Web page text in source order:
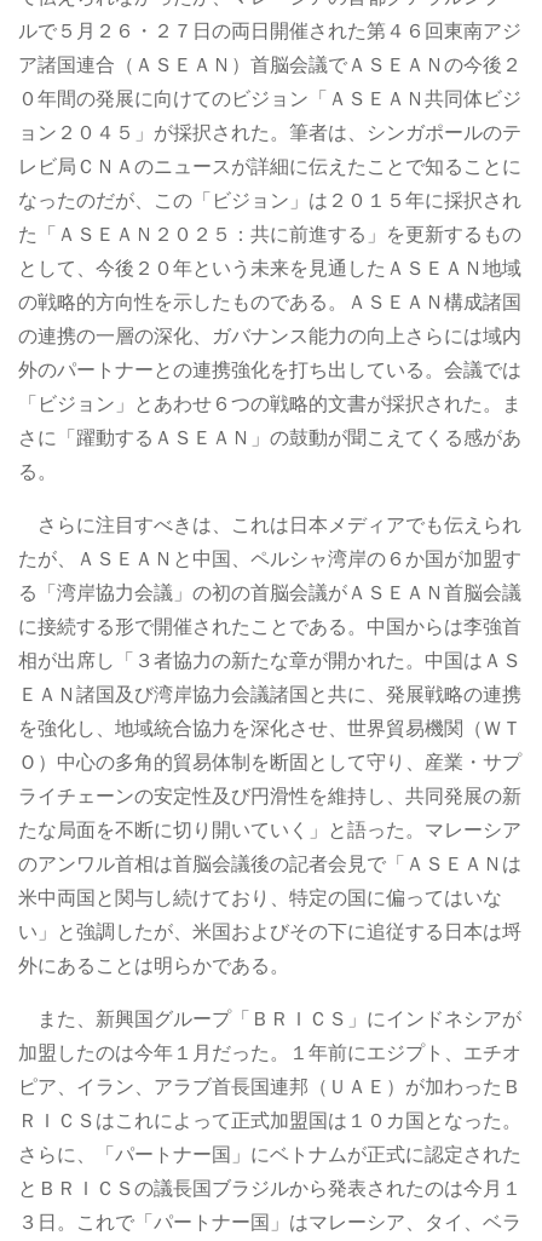
ルで５月２６・２７日の両日開催された第４６回東南アジ
ア諸国連合（ＡＳＥＡＮ）首脳会議でＡＳＥＡＮの今後２
０年間の発展に向けてのビジョン「ＡＳＥＡＮ共同体ビジ
ョン２０４５」が採択された。筆者は、シンガポールのテ
レビ局ＣＮＡのニュースが詳細に伝えたことで知ることに
なったのだが、この「ビジョン」は２０１５年に採択され
た「ＡＳＥＡＮ２０２５：共に前進する」を更新するもの
として、今後２０年という未来を見通したＡＳＥＡＮ地域
の戦略的方向性を示したものである。ＡＳＥＡＮ構成諸国
の連携の一層の深化、ガバナンス能力の向上さらには域内
外のパートナーとの連携強化を打ち出している。会議では
「ビジョン」とあわせ６つの戦略的文書が採択された。ま
さに「躍動するＡＳＥＡＮ」の鼓動が聞こえてくる感があ
る。
さらに注目すべきは、これは日本メディアでも伝えられ
たが、ＡＳＥＡＮと中国、ペルシャ湾岸の６か国が加盟す
る「湾岸協力会議」の初の首脳会議がＡＳＥＡＮ首脳会議
に接続する形で開催されたことである。中国からは李強首
相が出席し「３者協力の新たな章が開かれた。中国はＡＳ
ＥＡＮ諸国及び湾岸協力会議諸国と共に、発展戦略の連携
を強化し、地域統合協力を深化させ、世界貿易機関（ＷＴ
Ｏ）中心の多角的貿易体制を断固として守り、産業・サプ
ライチェーンの安定性及び円滑性を維持し、共同発展の新
たな局面を不断に切り開いていく」と語った。マレーシア
のアンワル首相は首脳会議後の記者会見で「ＡＳＥＡＮは
米中両国と関与し続けており、特定の国に偏ってはいな
い」と強調したが、米国およびその下に追従する日本は埒
外にあることは明らかである。
また、新興国グループ「ＢＲＩＣＳ」にインドネシアが
加盟したのは今年１月だった。１年前にエジプト、エチオ
ピア、イラン、アラブ首長国連邦（ＵＡＥ）が加わったＢ
ＲＩＣＳはこれによって正式加盟国は１０カ国となった。
さらに、「パートナー国」にベトナムが正式に認定された
とＢＲＩＣＳの議長国ブラジルから発表されたのは今月１
３日。これで「パートナー国」はマレーシア、タイ、ベラ